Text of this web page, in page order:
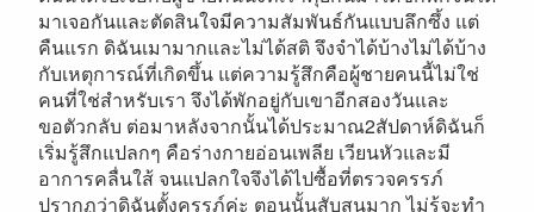
มาเจอกันและตัดสินใจมีความสัมพันธ์กันแบบลึกซึ้ง แต่
คืนแรก ดิฉันเมามากและไม่ได้สติ จึงจำได้บ้างไม่ได้บ้าง
กับเหตุการณ์ที่เกิดขึ้น แต่ความรู้สึกคือผู้ชายคนนี้ไม่ใช่
คนที่ใช่สำหรับเรา จึงได้พักอยู่กับเขาอีกสองวันและ
ขอตัวกลับ ต่อมาหลังจากนั้นได้ประมาณ2สัปดาห์ดิฉันก็
เริ่มรู้สึกแปลกๆ คือร่างกายอ่อนเพลีย เวียนหัวและมี
อาการคลื่นใส้ จนแปลกใจจึงได้ไปซื้อที่ตรวจครรภ์
ปรากฏว่าดิฉันตั้งครรภ์ค่ะ ตอนนั้นสับสนมาก ไม่รู้จะทำ